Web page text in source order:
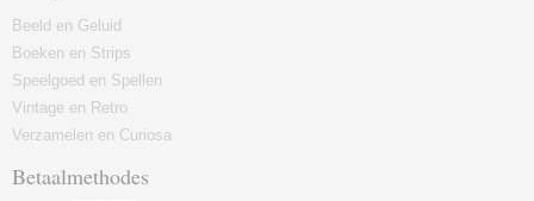
Beeld en Geluid
Boeken en Strips
Speelgoed en Spellen
Vintage en Retro
Verzamelen en Curiosa
Betaalmethodes